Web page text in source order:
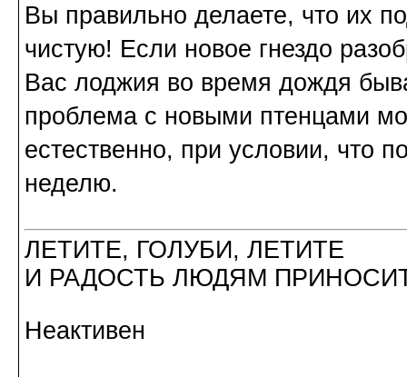
Вы правильно делаете, что их
чистую! Если новое гнездо
Вас лоджия во время дождя
проблема с новыми птенцами
естественно, при условии, что
неделю.
ЛЕТИТЕ, ГОЛУБИ, ЛЕТИТЕ
И РАДОСТЬ ЛЮДЯМ
Неактивен